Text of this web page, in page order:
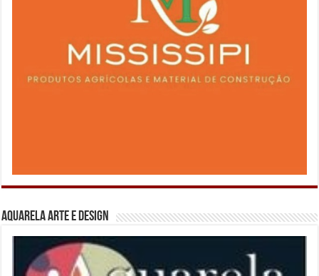
Aquarela Arte e Design